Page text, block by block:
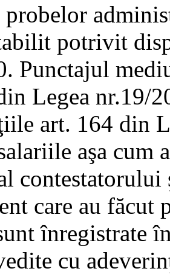
potrivit
Punctajul
Legea nr.19/
art. 164 din
aşa cum
care au făcut
înregistrate
cu